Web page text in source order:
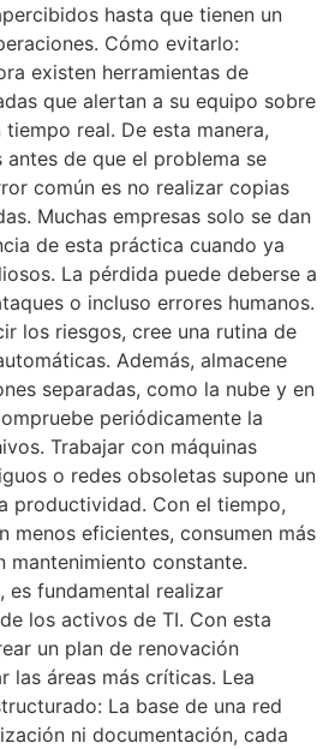
hasta que tienen un
Cómo evitarlo:
existen herramientas de
que alertan a su equipo sobre
real. De esta manera,
de que el problema se
común es no realizar copias
Muchas empresas solo se dan
de esta práctica cuando ya
La pérdida puede deberse a
o incluso errores humanos.
los riesgos, cree una rutina de
Además, almacene
separadas, como la nube y en
periódicamente la
Trabajar con máquinas
o redes obsoletas supone un
productividad. Con el tiempo,
menos eficientes, consumen más
mantenimiento constante.
es fundamental realizar
los activos de TI. Con esta
un plan de renovación
las áreas más críticas. Lea
La base de una red
ni documentación, cada